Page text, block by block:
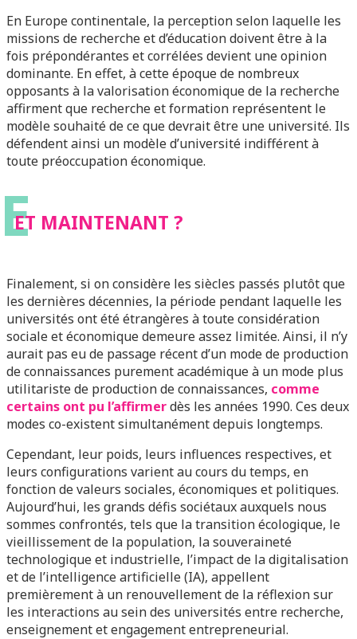
En Europe continentale, la perception selon laquelle les
missions de recherche et d’éducation doivent être à la
fois prépondérantes et corrélées devient une opinion
dominante. En effet, à cette époque de nombreux
opposants à la valorisation économique de la recherche
affirment que recherche et formation représentent le
modèle souhaité de ce que devrait être une université. Ils
défendent ainsi un modèle d’université indifférent à
toute préoccupation économique.
E
ET MAINTENANT ?
Finalement, si on considère les siècles passés plutôt que
les dernières décennies, la période pendant laquelle les
universités ont été étrangères à toute considération
sociale et économique demeure assez limitée. Ainsi, il n’y
aurait pas eu de passage récent d’un mode de production
de connaissances purement académique à un mode plus
utilitariste de production de connaissances, comme
certains ont pu l’affirmerdès les années 1990. Ces deux
modes co-existent simultanément depuis longtemps.
Cependant, leur poids, leurs influences respectives, et
leurs configurations varient au cours du temps, en
fonction de valeurs sociales, économiques et politiques.
Aujourd’hui, les grands défis sociétaux auxquels nous
sommes confrontés, tels que la transition écologique, le
vieillissement de la population, la souveraineté
technologique et industrielle, l’impact de la digitalisation
et de l’intelligence artificielle (IA), appellent
premièrement à un renouvellement de la réflexion sur
les interactions au sein des universités entre recherche,
enseignement et engagement entrepreneurial.